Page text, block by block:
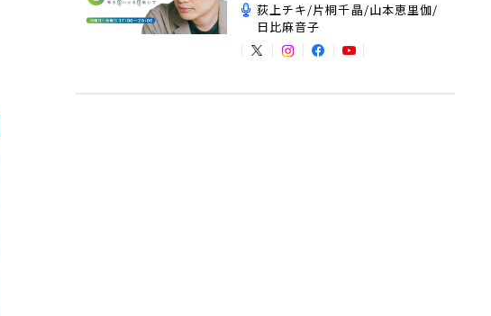
荻上チキ/片桐千晶/山本恵里伽/
日比麻音子